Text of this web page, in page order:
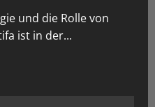
und die Rolle von
ist in der...